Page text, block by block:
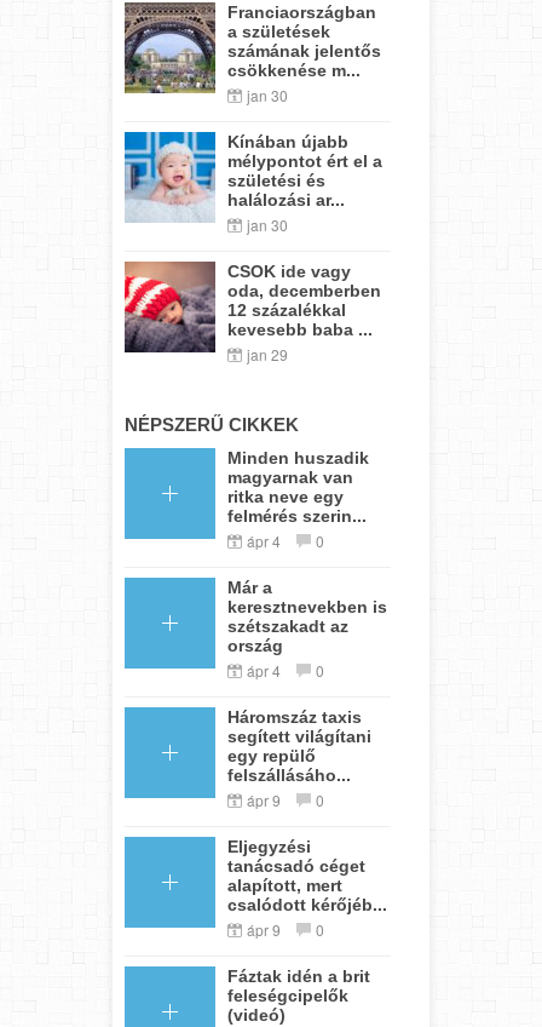
Franciaországban
a születések
számának jelentős
csökkenése m...
jan 30
Kínában újabb
mélypontot ért el a
születési és
halálozási ar...
jan 30
CSOK ide vagy
oda, decemberben
12 százalékkal
kevesebb baba ...
jan 29
NÉPSZERŰ CIKKEK
Minden huszadik
magyarnak van
ritka neve egy
felmérés szerin...
ápr 4 0
Már a
keresztnevekben is
szétszakadt az
ország
ápr 4 0
Háromszáz taxis
segített világítani
egy repülő
felszállásáho...
ápr 9 0
Eljegyzési
tanácsadó céget
alapított, mert
csalódott kérőjéb...
ápr 9 0
Fáztak idén a brit
feleségcipelők
(videó)